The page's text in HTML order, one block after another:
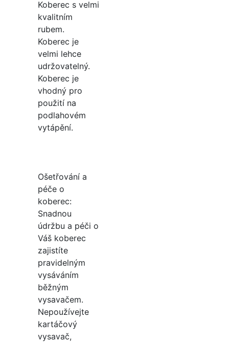
Koberec s velmi
kvalitním
rubem.
Koberec je
velmi lehce
udržovatelný.
Koberec je
vhodný pro
použití na
podlahovém
vytápění.
Ošetřování a
péče o
koberec:
Snadnou
údržbu a péči o
Váš koberec
zajistíte
pravidelným
vysáváním
běžným
vysavačem.
Nepoužívejte
kartáčový
vysavač,